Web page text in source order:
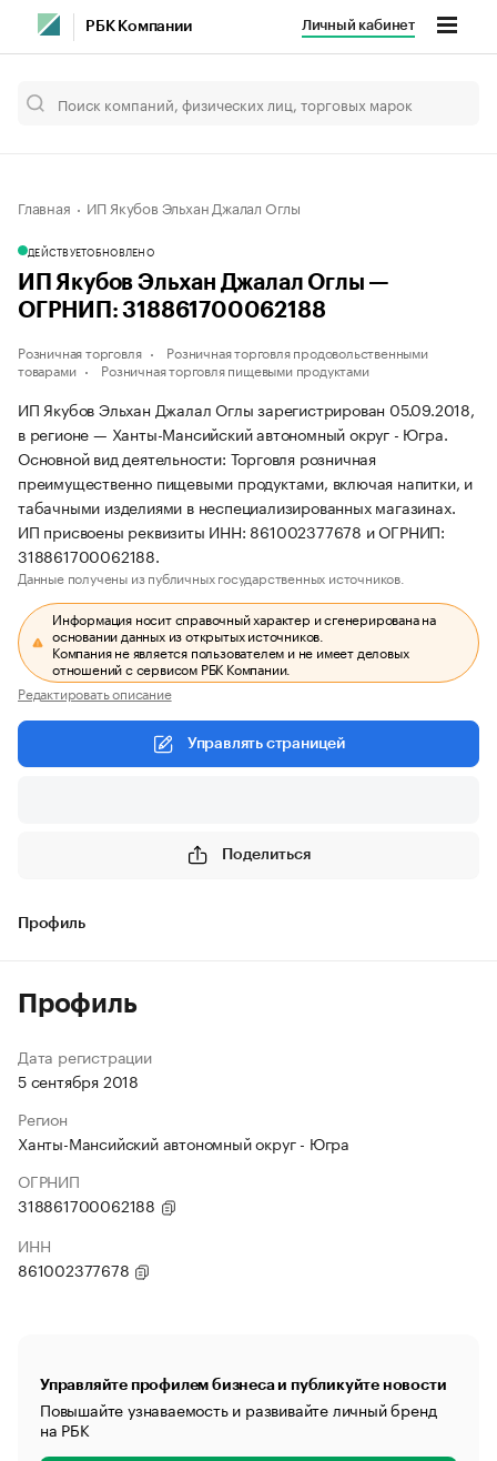
РБК Компании Личный кабинет
Главная ИП Якубов Эльхан Джалал Оглы
ДЕЙСТВУЕТОБНОВЛЕНО
ИП Якубов Эльхан Джалал Оглы —
ОГРНИП: 318861700062188
Розничная торговля
Розничная торговля продовольственными
товарами
Розничная торговля пищевыми продуктами
ИП Якубов Эльхан Джалал Оглы зарегистрирован 05.09.2018,
в регионе — Ханты-Мансийский автономный округ - Югра.
Основной вид деятельности: Торговля розничная
преимущественно пищевыми продуктами, включая напитки, и
табачными изделиями в неспециализированных магазинах.
ИП присвоены реквизиты ИНН: 861002377678 и ОГРНИП:
318861700062188.
Данные получены из публичных государственных источников.
Информация носит справочный характер и сгенерирована на
основании данных из открытых источников.
Компания не является пользователем и не имеет деловых
отношений с сервисом РБК Компании.
Редактировать описание
Управлять страницей
Поделиться
Профиль
Профиль
Дата регистрации
5 сентября 2018
Регион
Ханты-Мансийский автономный округ - Югра
ОГРНИП
318861700062188
ИНН
861002377678
Управляйте профилем бизнеса и публикуйте новости
Повышайте узнаваемость и развивайте личный бренд
на РБК